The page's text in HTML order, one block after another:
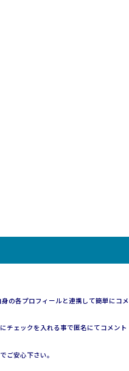
の各プロフィールと連携して簡単にコメ
チェックを入れる事で匿名にてコメント
ご安心下さい。